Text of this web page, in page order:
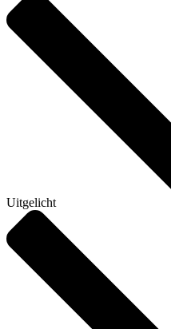
Uitgelicht